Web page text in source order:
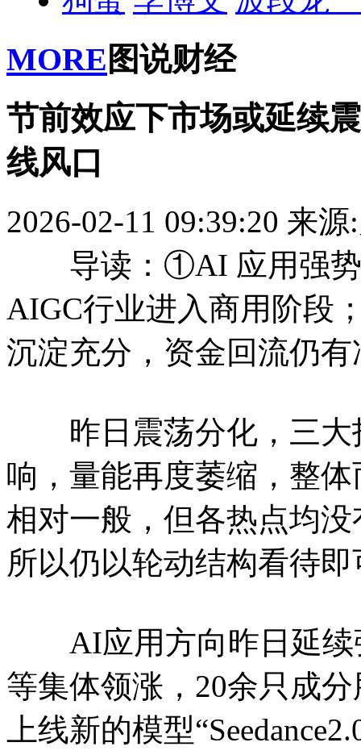
MORE 图说财经
节前效应下市场或延续
线风口
2026-02-11 09:39:20 来源
导读：①AI 应用强势领
AIGC行业进入商用阶段
沉淀充分，资金回流仍
昨日震荡分化，三大
响，量能再度萎缩，整
相对一般，但各热点均
所以仍以轮动结构看待即
AI应用方向昨日延续
等集体领涨，20余只成
上线新的模型